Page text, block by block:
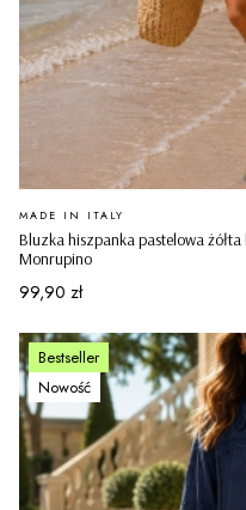
Bluzka hiszpanka pastelowa
Monrupino
PRODUCENT
MADE IN ITALY
Cena
99,90 zł
Bestseller
Nowość